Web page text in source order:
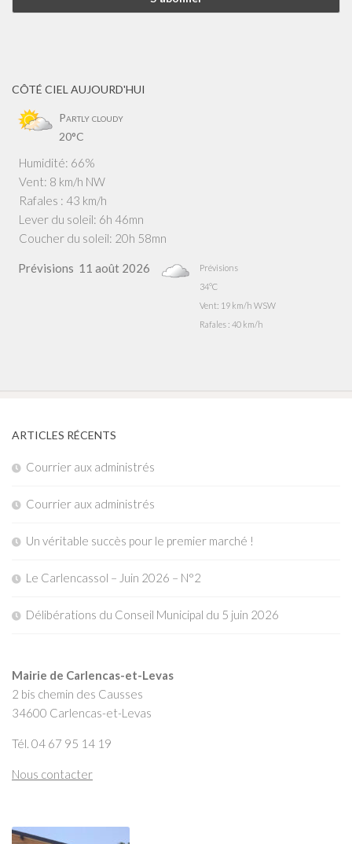
CÔTÉ CIEL AUJOURD'HUI
Partly cloudy
20°C
Humidité: 66%
Vent: 8 km/h NW
Rafales : 43 km/h
Lever du soleil: 6h 46mn
Coucher du soleil: 20h 58mn
Prévisions 11 août 2026
Prévisions
34°C
Vent: 19 km/h WSW
Rafales : 40 km/h
ARTICLES RÉCENTS
Courrier aux administrés
Courrier aux administrés
Un véritable succès pour le premier marché !
Le Carlencassol – Juin 2026 – N°2
Délibérations du Conseil Municipal du 5 juin 2026
Mairie de Carlencas-et-Levas
2 bis chemin des Causses
34600 Carlencas-et-Levas
Tél. 04 67 95 14 19
Nous contacter